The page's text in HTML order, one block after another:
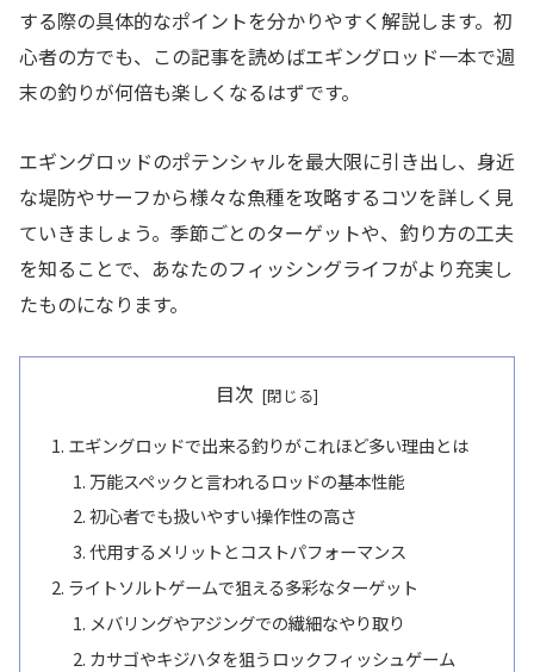
する際の具体的なポイントを分かりやすく解説します。初
心者の方でも、この記事を読めばエギングロッド一本で週
末の釣りが何倍も楽しくなるはずです。
エギングロッドのポテンシャルを最大限に引き出し、身近
な堤防やサーフから様々な魚種を攻略するコツを詳しく見
ていきましょう。季節ごとのターゲットや、釣り方の工夫
を知ることで、あなたのフィッシングライフがより充実し
たものになります。
目次
エギングロッドで出来る釣りがこれほど多い理由とは
万能スペックと言われるロッドの基本性能
初心者でも扱いやすい操作性の高さ
代用するメリットとコストパフォーマンス
ライトソルトゲームで狙える多彩なターゲット
メバリングやアジングでの繊細なやり取り
カサゴやキジハタを狙うロックフィッシュゲーム